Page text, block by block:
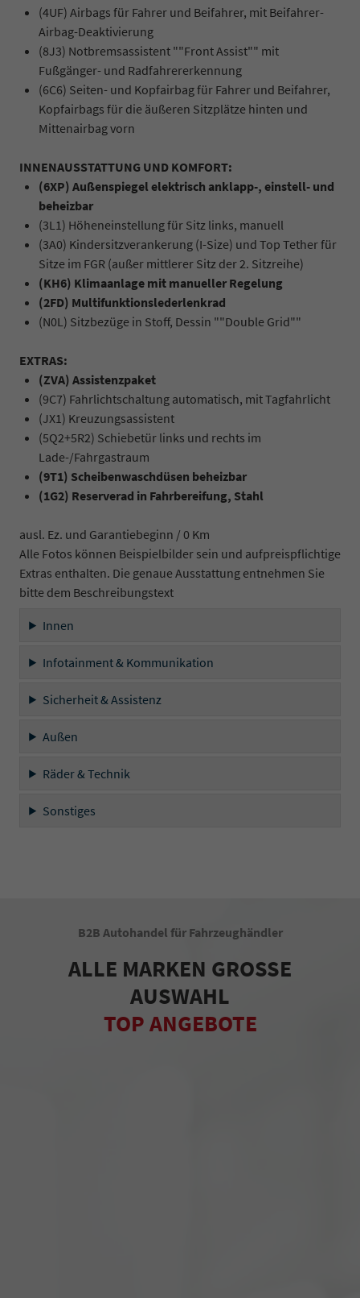
(4UF) Airbags für Fahrer und Beifahrer, mit Beifahrer-
Airbag-Deaktivierung
(8J3) Notbremsassistent ""Front Assist"" mit
Fußgänger- und Radfahrererkennung
(6C6) Seiten- und Kopfairbag für Fahrer und Beifahrer,
Kopfairbags für die äußeren Sitzplätze hinten und
Mittenairbag vorn
INNENAUSSTATTUNG UND KOMFORT:
(6XP) Außenspiegel elektrisch anklapp-, einstell- und
beheizbar
(3L1) Höheneinstellung für Sitz links, manuell
(3A0) Kindersitzverankerung (I-Size) und Top Tether für
Sitze im FGR (außer mittlerer Sitz der 2. Sitzreihe)
(KH6) Klimaanlage mit manueller Regelung
(2FD) Multifunktionslederlenkrad
(N0L) Sitzbezüge in Stoff, Dessin ""Double Grid""
EXTRAS:
(ZVA) Assistenzpaket
(9C7) Fahrlichtschaltung automatisch, mit Tagfahrlicht
(JX1) Kreuzungsassistent
(5Q2+5R2) Schiebetür links und rechts im
Lade-/Fahrgastraum
(9T1) Scheibenwaschdüsen beheizbar
(1G2) Reserverad in Fahrbereifung, Stahl
ausl. Ez. und Garantiebeginn / 0 Km
Alle Fotos können Beispielbilder sein und aufpreispflichtige
Extras enthalten. Die genaue Ausstattung entnehmen Sie
bitte dem Beschreibungstext
Innen
Infotainment & Kommunikation
Sicherheit & Assistenz
Außen
Räder & Technik
Sonstiges
B2B Autohandel für Fahrzeughändler
ALLE MARKEN GROSSE
AUSWAHL
TOP ANGEBOTE